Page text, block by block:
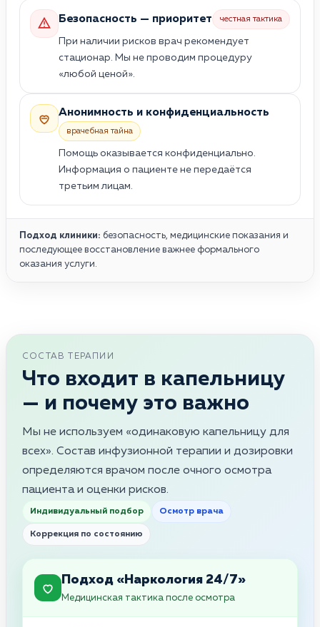
Безопасность — приоритет честная тактика
При наличии рисков врач рекомендует
стационар. Мы не проводим процедуру
«любой ценой».
Анонимность и конфиденциальность
врачебная тайна
Помощь оказывается конфиденциально.
Информация о пациенте не передаётся
третьим лицам.
Подход клиники: безопасность, медицинские показания и
последующее восстановление важнее формального
оказания услуги.
СОСТАВ ТЕРАПИИ
Что входит в капельницу
— и почему это важно
Мы не используем «одинаковую капельницу для
всех». Состав инфузионной терапии и дозировки
определяются врачом после очного осмотра
пациента и оценки рисков.
Индивидуальный подбор Осмотр врача
Коррекция по состоянию
Подход «Наркология 24/7»
Медицинская тактика после осмотра